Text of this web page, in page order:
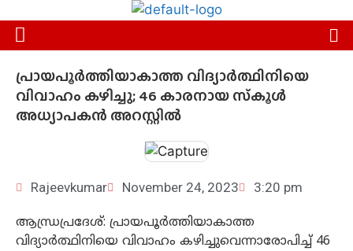
പ്രായപൂര്‍ത്തിയാകാത്ത വിദ്യാര്‍ത്ഥിനിയെ
വിവാഹം കഴിച്ചു; 46 കാരനായ സ്‌കൂള്‍
അധ്യാപകന്‍ അറസ്റ്റില്‍
Rajeevkumar November 24, 2023 3:20 pm
ആന്ധ്രപ്രദേശ്: പ്രായപൂര്‍ത്തിയാകാത്ത
വിദ്യാര്‍ത്ഥിനിയെ വിവാഹം കഴിച്ചുവെന്നാരോപിച്ച് 46